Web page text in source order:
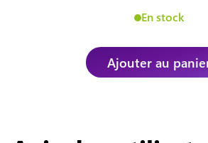
En stock
Ajouter au